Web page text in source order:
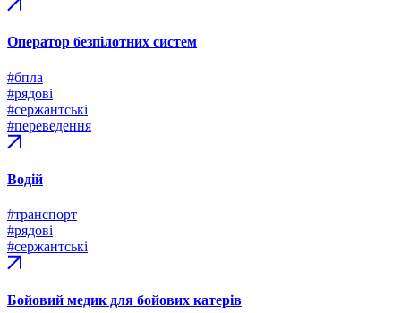
Оператор безпілотних систем
#бпла
#рядові
#сержантські
#переведення
Водій
#транспорт
#рядові
#сержантські
Бойовий медик для бойових катерів